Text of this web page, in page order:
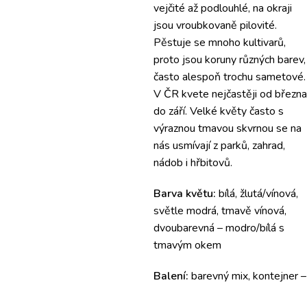
vejčité až podlouhlé, na okraji
jsou vroubkovaně pilovité.
Pěstuje se mnoho kultivarů,
proto jsou koruny různých barev,
často alespoň trochu sametové.
V ČR kvete nejčastěji od března
do září. Velké květy často s
výraznou tmavou skvrnou se na
nás usmívají z parků, zahrad,
nádob i hřbitovů.
Barva květu: bílá, žlutá/vínová,
světle modrá, tmavě vínová,
dvoubarevná – modro/bílá s
tmavým okem
Balení: barevný mix, kontejner –